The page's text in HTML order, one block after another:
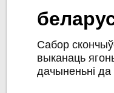
Сабор
выканаць
дачыненьні да